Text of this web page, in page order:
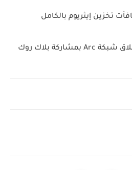
تخزين إيثريوم بالكامل
شركة Circle تعلن إطلاق شبكة Arc بمشاركة بلاك روك